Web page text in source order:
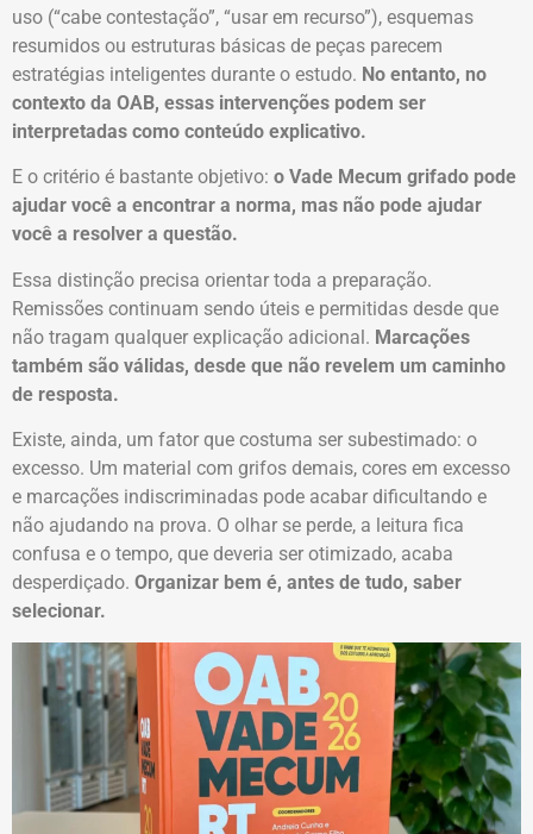
uso (“cabe contestação”, “usar em recurso”), esquemas
resumidos ou estruturas básicas de peças parecem
estratégias inteligentes durante o estudo. No entanto, no
contexto da OAB, essas intervenções podem ser
interpretadas como conteúdo explicativo.
E o critério é bastante objetivo: o Vade Mecum grifado pode
ajudar você a encontrar a norma, mas não pode ajudar
você a resolver a questão.
Essa distinção precisa orientar toda a preparação.
Remissões continuam sendo úteis e permitidas desde que
não tragam qualquer explicação adicional. Marcações
também são válidas, desde que não revelem um caminho
de resposta.
Existe, ainda, um fator que costuma ser subestimado: o
excesso. Um material com grifos demais, cores em excesso
e marcações indiscriminadas pode acabar dificultando e
não ajudando na prova. O olhar se perde, a leitura fica
confusa e o tempo, que deveria ser otimizado, acaba
desperdiçado. Organizar bem é, antes de tudo, saber
selecionar.